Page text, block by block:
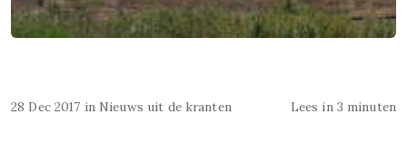
28 Dec 2017 in Nieuws uit de kranten Lees in 3 minuten